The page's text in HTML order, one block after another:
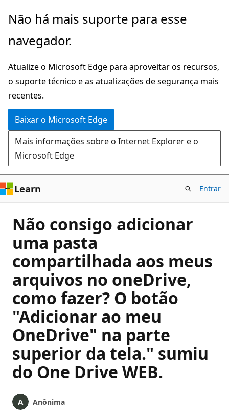
Pular
o
principal
Não há mais suporte para esse
navegador.
Atualize o Microsoft Edge para aproveitar os recursos,
o suporte técnico e as atualizações de segurança mais
recentes.
Baixar o Microsoft Edge
Mais informações sobre o Internet Explorer e o
Microsoft Edge
Learn Entrar
Não consigo adicionar
uma pasta
compartilhada aos meus
arquivos no oneDrive,
como fazer? O botão
"Adicionar ao meu
OneDrive" na parte
superior da tela." sumiu
do One Drive WEB.
Anônima